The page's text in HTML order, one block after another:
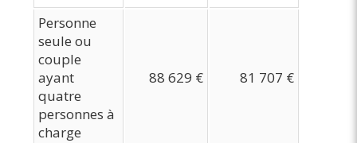
Personne
seule ou
couple
ayant
quatre
personnes à
charge
88 629 € 81 707 €